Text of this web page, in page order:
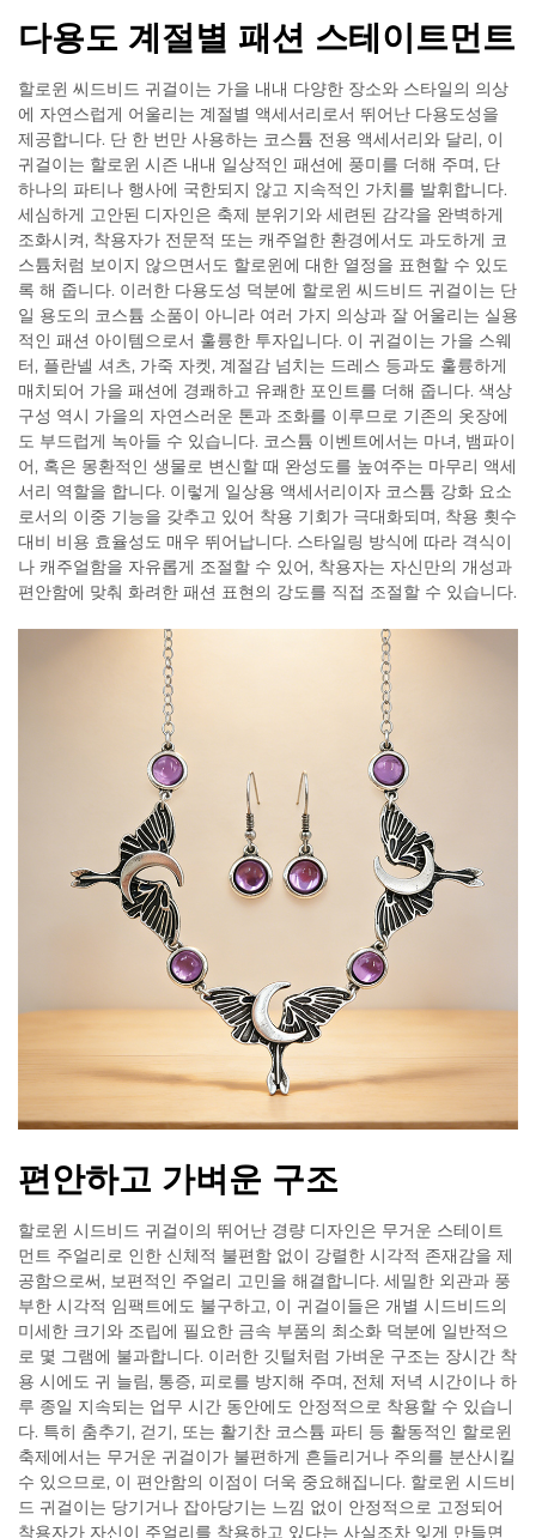
다용도 계절별 패션 스테이트먼트
할로윈 씨드비드 귀걸이는 가을 내내 다양한 장소와 스타일의 의상
에 자연스럽게 어울리는 계절별 액세서리로서 뛰어난 다용도성을
제공합니다. 단 한 번만 사용하는 코스튬 전용 액세서리와 달리, 이
귀걸이는 할로윈 시즌 내내 일상적인 패션에 풍미를 더해 주며, 단
하나의 파티나 행사에 국한되지 않고 지속적인 가치를 발휘합니다.
세심하게 고안된 디자인은 축제 분위기와 세련된 감각을 완벽하게
조화시켜, 착용자가 전문적 또는 캐주얼한 환경에서도 과도하게 코
스튬처럼 보이지 않으면서도 할로윈에 대한 열정을 표현할 수 있도
록 해 줍니다. 이러한 다용도성 덕분에 할로윈 씨드비드 귀걸이는 단
일 용도의 코스튬 소품이 아니라 여러 가지 의상과 잘 어울리는 실용
적인 패션 아이템으로서 훌륭한 투자입니다. 이 귀걸이는 가을 스웨
터, 플란넬 셔츠, 가죽 자켓, 계절감 넘치는 드레스 등과도 훌륭하게
매치되어 가을 패션에 경쾌하고 유쾌한 포인트를 더해 줍니다. 색상
구성 역시 가을의 자연스러운 톤과 조화를 이루므로 기존의 옷장에
도 부드럽게 녹아들 수 있습니다. 코스튬 이벤트에서는 마녀, 뱀파이
어, 혹은 몽환적인 생물로 변신할 때 완성도를 높여주는 마무리 액세
서리 역할을 합니다. 이렇게 일상용 액세서리이자 코스튬 강화 요소
로서의 이중 기능을 갖추고 있어 착용 기회가 극대화되며, 착용 횟수
대비 비용 효율성도 매우 뛰어납니다. 스타일링 방식에 따라 격식이
나 캐주얼함을 자유롭게 조절할 수 있어, 착용자는 자신만의 개성과
편안함에 맞춰 화려한 패션 표현의 강도를 직접 조절할 수 있습니다.
편안하고 가벼운 구조
할로윈 시드비드 귀걸이의 뛰어난 경량 디자인은 무거운 스테이트
먼트 주얼리로 인한 신체적 불편함 없이 강렬한 시각적 존재감을 제
공함으로써, 보편적인 주얼리 고민을 해결합니다. 세밀한 외관과 풍
부한 시각적 임팩트에도 불구하고, 이 귀걸이들은 개별 시드비드의
미세한 크기와 조립에 필요한 금속 부품의 최소화 덕분에 일반적으
로 몇 그램에 불과합니다. 이러한 깃털처럼 가벼운 구조는 장시간 착
용 시에도 귀 늘림, 통증, 피로를 방지해 주며, 전체 저녁 시간이나 하
루 종일 지속되는 업무 시간 동안에도 안정적으로 착용할 수 있습니
다. 특히 춤추기, 걷기, 또는 활기찬 코스튬 파티 등 활동적인 할로윈
축제에서는 무거운 귀걸이가 불편하게 흔들리거나 주의를 분산시킬
수 있으므로, 이 편안함의 이점이 더욱 중요해집니다. 할로윈 시드비
드 귀걸이는 당기거나 잡아당기는 느낌 없이 안정적으로 고정되어
착용자가 자신이 주얼리를 착용하고 있다는 사실조차 잊게 만들면